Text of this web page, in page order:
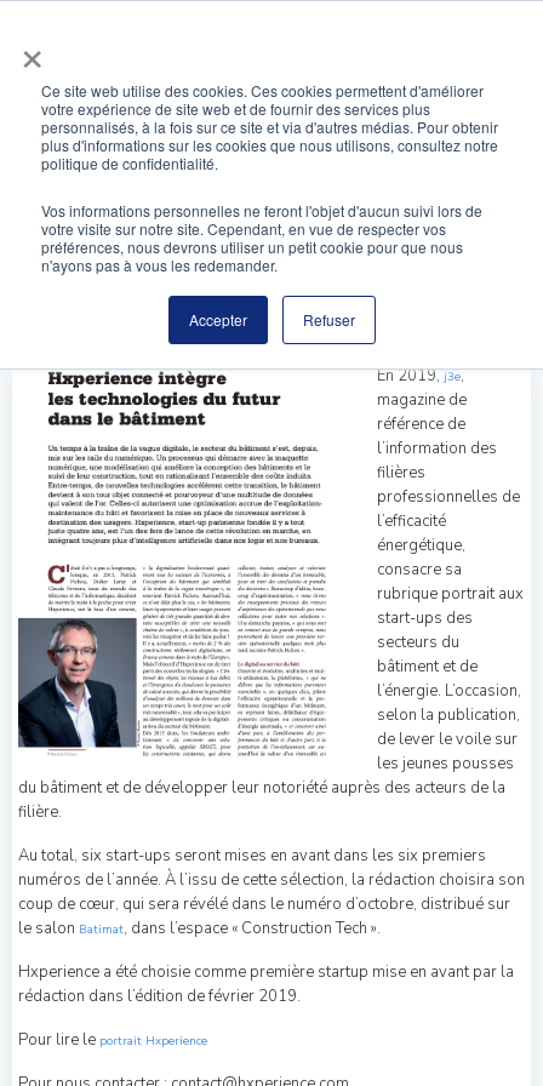
×
Ce site web utilise des cookies. Ces cookies permettent d'améliorer
votre expérience de site web et de fournir des services plus
personnalisés, à la fois sur ce site et via d'autres médias. Pour obtenir
plus d'informations sur les cookies que nous utilisons, consultez notre
politique de confidentialité.
Vos informations personnelles ne feront l'objet d'aucun suivi lors de
votre visite sur notre site. Cependant, en vue de respecter vos
préférences, nous devrons utiliser un petit cookie pour que nous
n'ayons pas à vous les redemander.
Accepter Refuser
Portrait de Hxperience dans le magazine J3e
En 2019,j3e,
magazine de
référence de
l’information des
filières
professionnelles de
l’efficacité
énergétique,
consacre sa
rubrique portrait aux
start-ups des
secteurs du
bâtiment et de
l’énergie. L’occasion,
selon la publication,
de lever le voile sur
les jeunes pousses
du bâtiment et de développer leur notoriété auprès des acteurs de la
filière.
Au total, six start-ups seront mises en avant dans les six premiers
numéros de l’année. À l’issu de cette sélection, la rédaction choisira son
coup de cœur, qui sera révélé dans le numéro d’octobre, distribué sur
le salon Batimat, dans l’espace « Construction Tech ».
Hxperience a été choisie comme première startup mise en avant par la
rédaction dans l’édition de février 2019.
Pour lire le portrait Hxperience